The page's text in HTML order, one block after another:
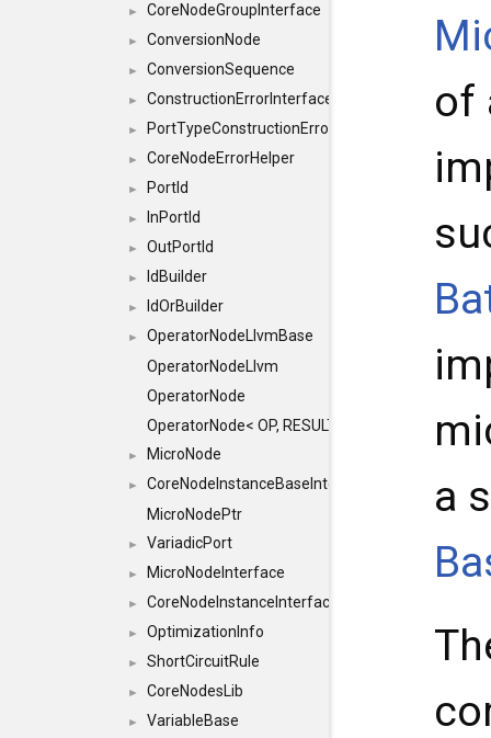
► CoreNodeGroupInterface
► ConversionNode
► ConversionSequence
► ConstructionErrorInterface
► PortTypeConstructionErrorInterface
► CoreNodeErrorHelper
► PortId
► InPortId
► OutPortId
► IdBuilder
► IdOrBuilder
►
OperatorNodeLlvmBase
OperatorNodeLlvm
OperatorNode
OperatorNode< OP, RESULT(IN...)>
► MicroNode
►
CoreNodeInstanceBaseInterface
MicroNodePtr
► VariadicPort
► MicroNodeInterface
► CoreNodeInstanceInterface
► OptimizationInfo
► ShortCircuitRule
► CoreNodesLib
► VariableBase
of
a